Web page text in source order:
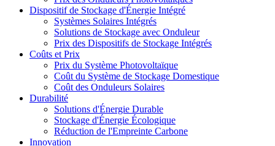
Dispositif de Stockage d'Énergie Intégré
Systèmes Solaires Intégrés
Solutions de Stockage avec Onduleur
Prix des Dispositifs de Stockage Intégrés
Coûts et Prix
Prix du Système Photovoltaïque
Coût du Système de Stockage Domestique
Coût des Onduleurs Solaires
Durabilité
Solutions d'Énergie Durable
Stockage d'Énergie Écologique
Réduction de l'Empreinte Carbone
Innovation